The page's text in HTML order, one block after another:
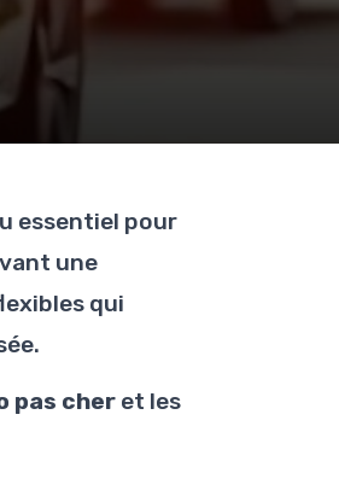
essentiel pour
une
qui
pas cher et les